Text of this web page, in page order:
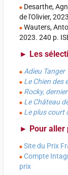
Desarthe,
de l'Olivier,
Wauters,
2023. 240 p.
► Les
Adieu Tanger
Le Chien des
Rocky,
Le Château
Le plus court
► Pour aller
Site du Prix
Compte
prix